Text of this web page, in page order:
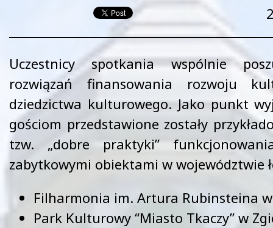
Uczestnicy spotkania wspólnie
rozwiązań finansowania rozwoju
dziedzictwa kulturowego. Jako punkt
gościom przedstawione zostały
tzw. „dobre praktyki”
zabytkowymi obiektami w województwie
Filharmonia im. Artura Rubinsteina
Park Kulturowy “Miasto Tkaczy” w